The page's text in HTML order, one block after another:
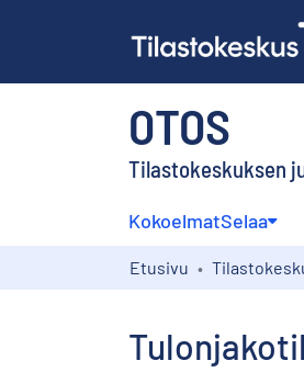
OTOS
Tilastokeskuksen
KokoelmatSelaa
Etusivu